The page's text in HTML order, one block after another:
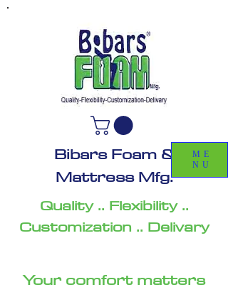
Bibars Foam &
Mattress Mfg.
Quality .. Flexibility ..
Customization .. Delivary
Your comfort matters
ME
NU